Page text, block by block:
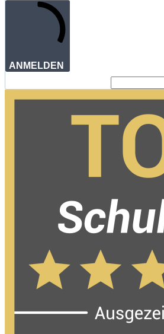
ANMELDEN